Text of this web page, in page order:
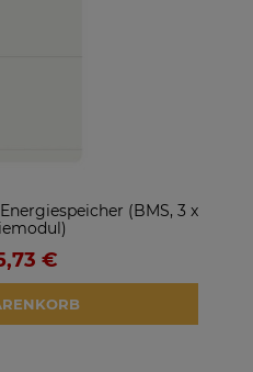
(BMS, 3 x
€